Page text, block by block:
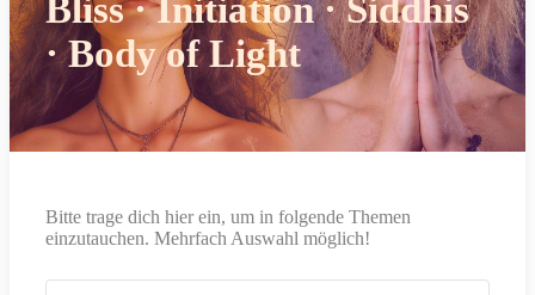
Bliss · Initiation · Siddhis
· Body of Light
Bitte trage dich hier ein, um in folgende Themen
einzutauchen. Mehrfach Auswahl möglich!